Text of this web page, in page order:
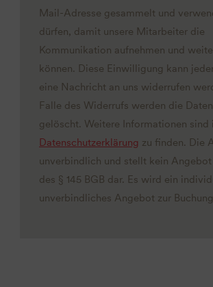
Mail-Adresse gesammelt und
dürfen, damit unsere Mitarbeiter die
Kommunikation aufnehmen und
können. Diese Einwilligung kann
eine Nachricht an uns widerrufen
Falle des Widerrufs werden die
gelöscht. Weitere Informationen sind
Datenschutzerklärung zu finden. Die
unverbindlich und stellt kein Angebot
des § 145 BGB dar. Es wird ein
unverbindliches Angebot zur